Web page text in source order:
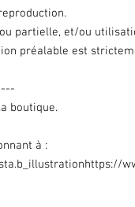
partielle, et/ou
préalable est
boutique.
à :